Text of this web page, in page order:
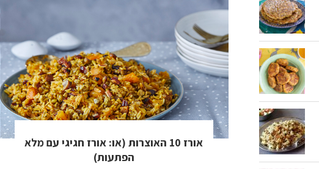
אורז 10 האוצרות (או: אורז חגיגי עם מלא
הפתעות)